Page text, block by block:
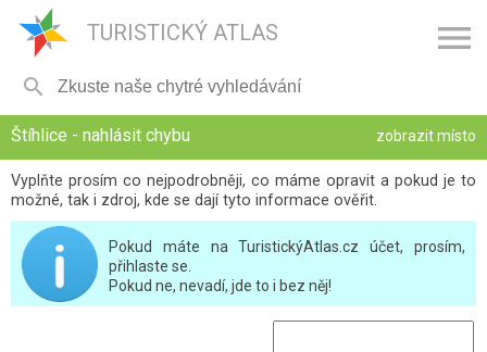
TURISTICKÝ ATLAS 

Štíhlice - nahlásit chybu zobrazit místo
Vyplňte prosím co nejpodrobněji, co máme opravit a pokud je to
možné, tak i zdroj, kde se dají tyto informace ověřit.
Pokud máte na TuristickýAtlas.cz účet, prosím,
přihlaste se.
Pokud ne, nevadí, jde to i bez něj!